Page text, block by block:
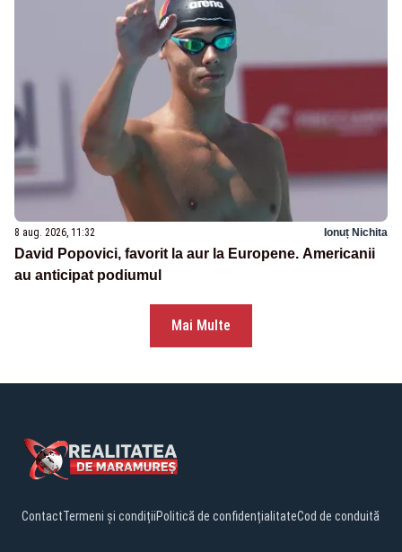
8 aug. 2026, 11:32 Ionuț Nichita
David Popovici, favorit la aur la Europene. Americanii
au anticipat podiumul
Mai Multe
ContactTermeni și condițiiPolitică de confidențialitateCod de conduită